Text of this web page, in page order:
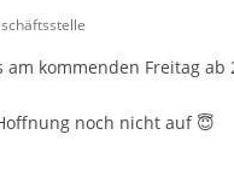
am kommenden Freitag
noch nicht auf 😇